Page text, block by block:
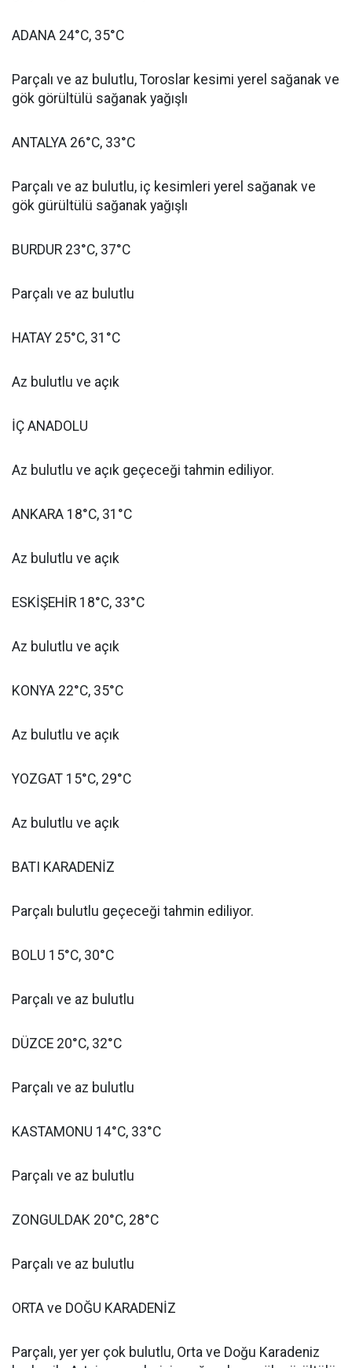
ADANA 24°C, 35°C
Parçalı ve az bulutlu, Toroslar kesimi yerel sağanak ve
gök görültülü sağanak yağışlı
ANTALYA 26°C, 33°C
Parçalı ve az bulutlu, iç kesimleri yerel sağanak ve
gök gürültülü sağanak yağışlı
BURDUR 23°C, 37°C
Parçalı ve az bulutlu
HATAY 25°C, 31°C
Az bulutlu ve açık
İÇ ANADOLU
Az bulutlu ve açık geçeceği tahmin ediliyor.
ANKARA 18°C, 31°C
Az bulutlu ve açık
ESKİŞEHİR 18°C, 33°C
Az bulutlu ve açık
KONYA 22°C, 35°C
Az bulutlu ve açık
YOZGAT 15°C, 29°C
Az bulutlu ve açık
BATI KARADENİZ
Parçalı bulutlu geçeceği tahmin ediliyor.
BOLU 15°C, 30°C
Parçalı ve az bulutlu
DÜZCE 20°C, 32°C
Parçalı ve az bulutlu
KASTAMONU 14°C, 33°C
Parçalı ve az bulutlu
ZONGULDAK 20°C, 28°C
Parçalı ve az bulutlu
ORTA ve DOĞU KARADENİZ
Parçalı, yer yer çok bulutlu, Orta ve Doğu Karadeniz